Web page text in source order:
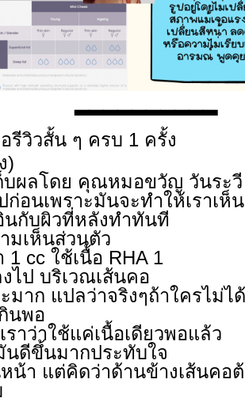
▂▂▂▂▂▂▂▂▂▂
รีวิวสั้น ๆ ครบ 1 ครั้ง
)
บผลโดย คุณหมอขวัญ วันระวี
ก่อนเพราะมันจะทำให้เราเ
นกับผิวที่หลังทำทันที
มเห็นส่วนตัว
1 cc ใช้เนื้อ RHA 1
ไป บริเวณเส้นคอ
มาก แปลว่าจริงๆถ้าใครไม่
นพอ
ราว่าใช้แค่เนื้อเดียวพอแล้ว
นดีขึ้นมากประทับใจ
น้า แต่คิดว่าด้านข้างเส้นคอต้